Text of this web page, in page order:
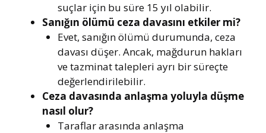
suçlar için bu süre 15 yıl olabilir.
Sanığın ölümü ceza davasını etkiler mi?
Evet, sanığın ölümü durumunda, ceza
davası düşer. Ancak, mağdurun hakları
ve tazminat talepleri ayrı bir süreçte
değerlendirilebilir.
Ceza davasında anlaşma yoluyla düşme
nasıl olur?
Taraflar arasında anlaşma